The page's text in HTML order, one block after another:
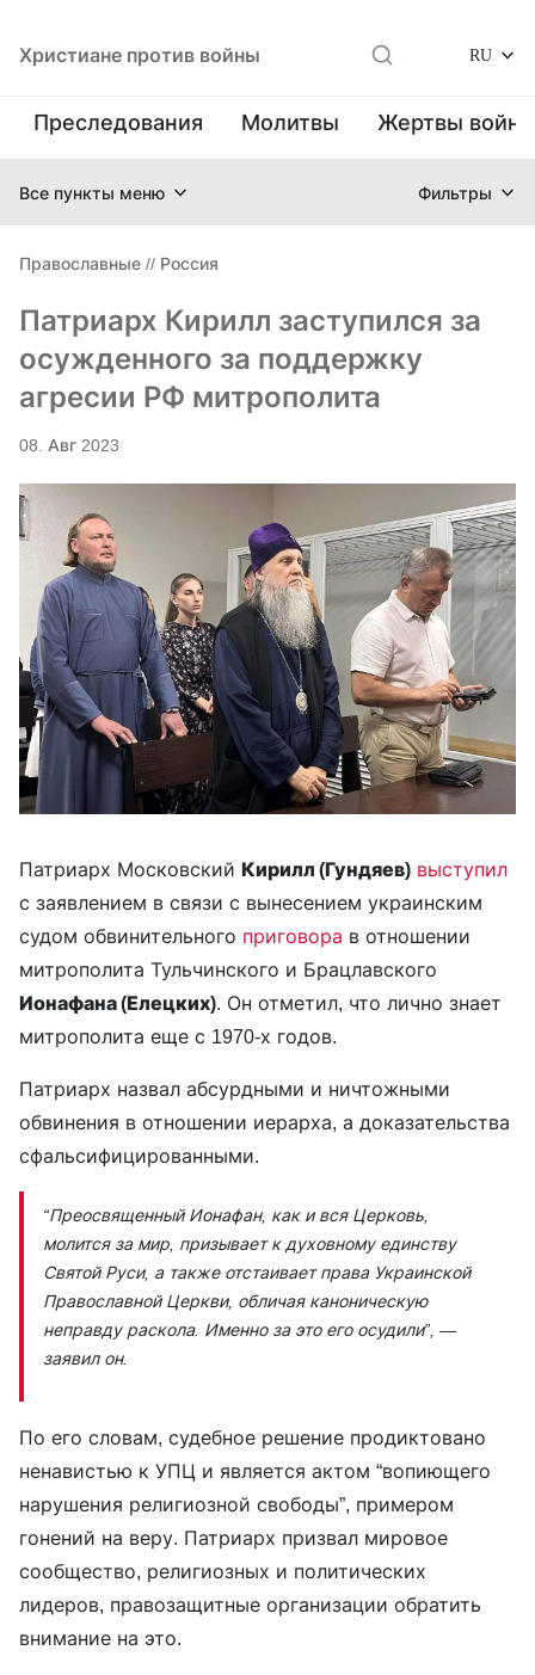
Христиане против войны RU
Преследования Молитвы Жертвы
Все пункты меню Фильтры
Православные // Россия
Патриарх Кирилл заступился за
осужденного за поддержку
агресии РФ митрополита
08. Авг 2023
Патриарх Московский Кирилл (Гундяев) выступил
с заявлением в связи с вынесением украинским
судом обвинительного приговора в отношении
митрополита Тульчинского и Брацлавского
Ионафана (Елецких). Он отметил, что лично знает
митрополита еще с 1970-х годов.
Патриарх назвал абсурдными и ничтожными
обвинения в отношении иерарха, а доказательства
сфальсифицированными.
“Преосвященный Ионафан, как и вся Церковь,
молится за мир, призывает к духовному единству
Святой Руси, а также отстаивает права Украинской
Православной Церкви, обличая каноническую
неправду раскола. Именно за это его осудили”, —
заявил он.
По его словам, судебное решение продиктовано
ненавистью к УПЦ и является актом “вопиющего
нарушения религиозной свободы”, примером
гонений на веру. Патриарх призвал мировое
сообщество, религиозных и политических
лидеров, правозащитные организации обратить
внимание на это.